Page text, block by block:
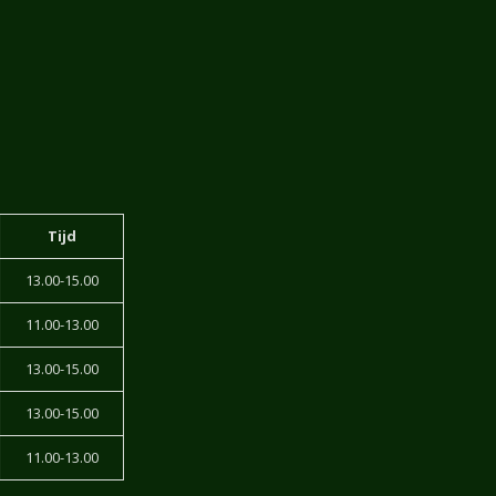
Tijd
13.00-15.00
11.00-13.00
13.00-15.00
13.00-15.00
11.00-13.00